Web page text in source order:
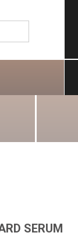
SERUM